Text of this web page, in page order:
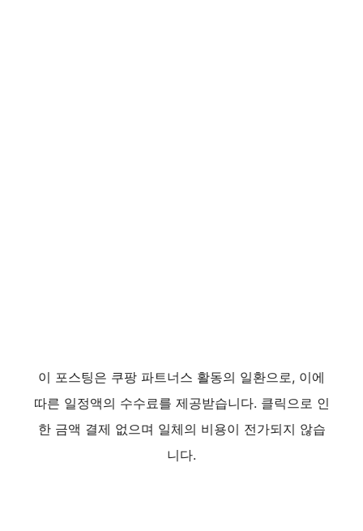
이 포스팅은 쿠팡 파트너스 활동의 일환으로, 이에
따른 일정액의 수수료를 제공받습니다. 클릭으로 인
한 금액 결제 없으며 일체의 비용이 전가되지 않습
니다.